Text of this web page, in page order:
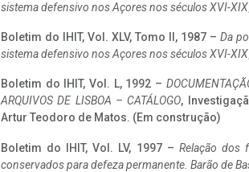
sistema defensivo nos Açores nos séculos XVI-XIX
Boletim do IHIT, Vol. XLV, Tomo II, 1987 – Da
sistema defensivo nos Açores nos séculos XVI-XIX
Boletim do IHIT, Vol. L, 1992 –
ARQUIVOS DE LISBOA – CATÁLOGO,
Artur Teodoro de Matos. (Em construção)
Boletim do IHIT, Vol. LV, 1997 – Relação dos
conservados para defeza permanente. Barão de